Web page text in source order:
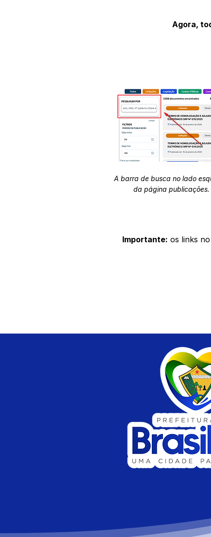
Agora,
A barra de busca no lado
da página publicações.
Importante: os links